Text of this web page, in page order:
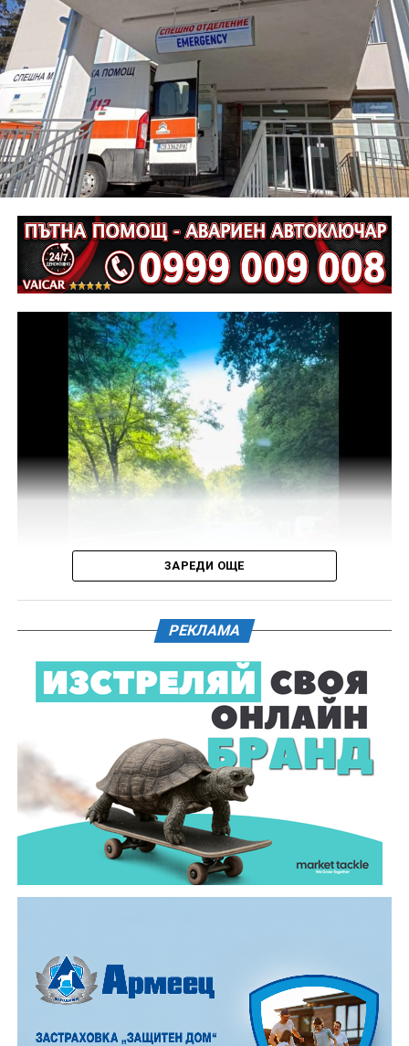
нарушени правилата за движение по пътищата, като
при управление на мотоциклет „Ямаха“, по
непредпазливост е причинена смъртта на водача му
Г. Г., на 61 години.
Неотложните следствени действия са извършени от
екип на ОД на МВР – Габрово съвместно с
автоексперт, като на място са изготвени и снимки.
Извършена е аутопсия на тялото на пострадалия и е
назначена съдебномедицинска експертиза.
Предстои назначаването на автотехническа
експертиза относно причините и механизма на
възникналото пътнотранспортно произшествие.
На полицейските органи са възложени оперативно –
издирвателни мероприятия, свързани с
установяване на предходно преминали по трасето
на инкриминираната дата моторни превозни
средства, с евентуално последвало
компрометиране на пътната настилка.
Във връзка с изясняване на този въпрос предстои
назначаване на химическа експертиза на иззети в
Действията по разследването продължават под
ръководството на Окръжна прокуратура – Габрово.
61-годишен мъж от севлиевското село Шумата
загуби живота след като катастрофира с мотор.
Тежкият инцидент е станал в събота, 1 август, около
10.00 часа в прохода Шипка. По данни на полицията
мотористът е самокатастрофирал.
На място незабавно е бил изпратен полицейски
екип, който установил самоличността на водача. Той
е бил транспортиран в габровската болница, където
по-късно починал.
Според първоначалната информация водачът се е
Причините за инцидента са в процес на изясняване.
ЗАРЕДИ ОЩЕ
РЕКЛАМА